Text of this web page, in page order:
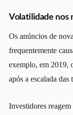
Volatilidade nos
Os anúncios de
frequentemente
exemplo, em 2019,
após a escalada das
Investidores